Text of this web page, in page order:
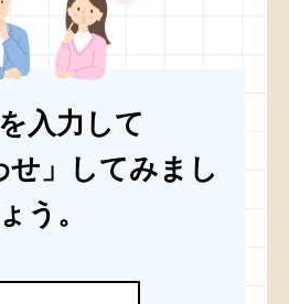
入力して
せ」してみまし
ょう。